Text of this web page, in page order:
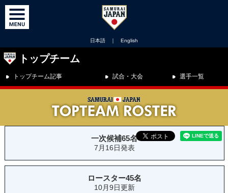
日本語 ｜ English
トップチーム
トップチーム記事 試合・大会 選手一覧
一次候補65名
7月16日発表
ロースター45名
10月9日更新